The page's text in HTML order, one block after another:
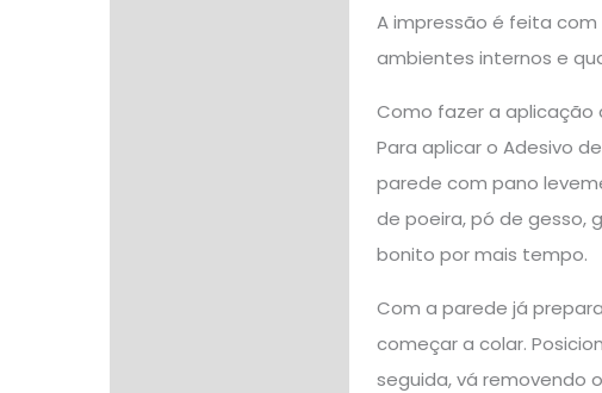
A impressão é feita
ambientes internos e
Como fazer a aplicação
Para aplicar o Adesivo
parede com pano
de poeira, pó de gesso,
bonito por mais tempo.
Com a parede já
começar a colar.
seguida, vá removendo